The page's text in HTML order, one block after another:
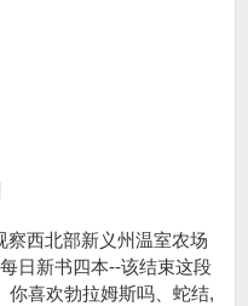
察西北部新义州温室农场
日新书四本--该结束这段
你喜欢勃拉姆斯吗、蛇结,